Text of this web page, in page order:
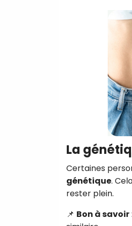
La
Certaines
génétique.
rester plein.
📌 Bon à savoir